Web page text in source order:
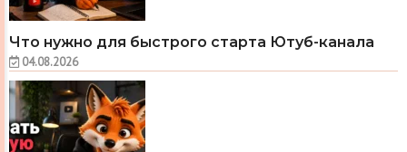
Что нужно для быстрого старта Ютуб-канала
04.08.2026